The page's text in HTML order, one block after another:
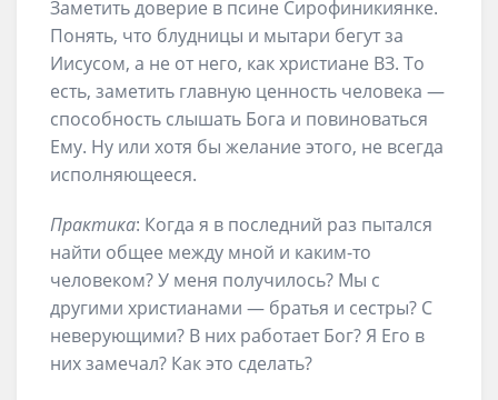
Заметить доверие в псине Сирофиникиянке.
Понять, что блудницы и мытари бегут за
Иисусом, а не от него, как христиане ВЗ. То
есть, заметить главную ценность человека —
способность слышать Бога и повиноваться
Ему. Ну или хотя бы желание этого, не всегда
исполняющееся.
Практика: Когда я в последний раз пытался
найти общее между мной и каким-то
человеком? У меня получилось? Мы с
другими христианами — братья и сестры? С
неверующими? В них работает Бог? Я Его в
них замечал? Как это сделать?